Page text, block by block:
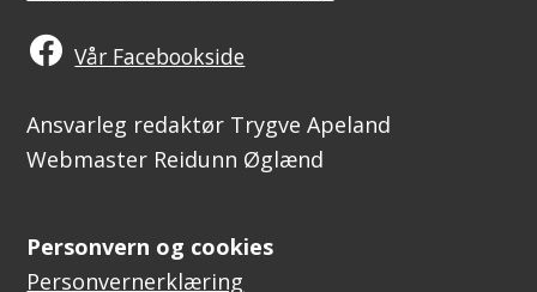
Vår Facebookside
Ansvarleg redaktør Trygve Apeland
Webmaster Reidunn Øglænd
Personvern og cookies
Personvernerklæring